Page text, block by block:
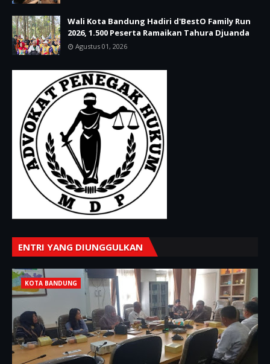
Wali Kota Bandung Hadiri d'BestO Family Run
2026, 1.500 Peserta Ramaikan Tahura Djuanda
Agustus 01, 2026
ENTRI YANG DIUNGGULKAN
KOTA BANDUNG